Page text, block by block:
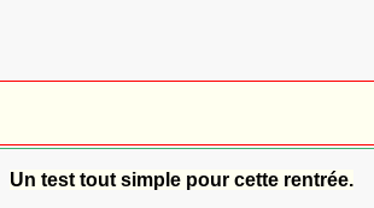
Un test tout simple pour cette rentrée.